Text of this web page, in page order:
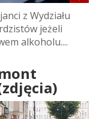
z Wydziału
jeżeli
alkoholu....